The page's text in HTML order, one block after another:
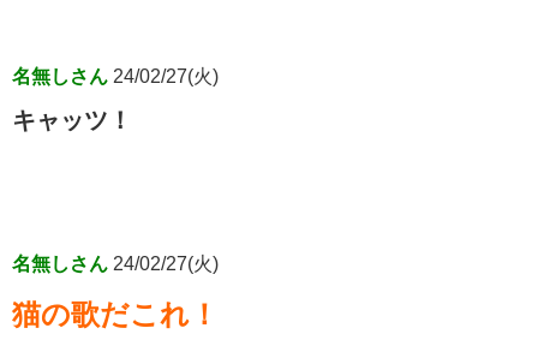
名無しさん 24/02/27(火)
キャッツ！
名無しさん 24/02/27(火)
猫の歌だこれ！